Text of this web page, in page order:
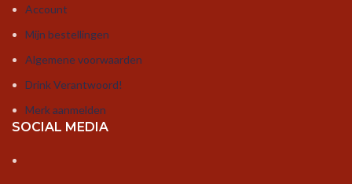
Account
Mijn bestellingen
Algemene voorwaarden
Drink Verantwoord!
Merk aanmelden
SOCIAL MEDIA